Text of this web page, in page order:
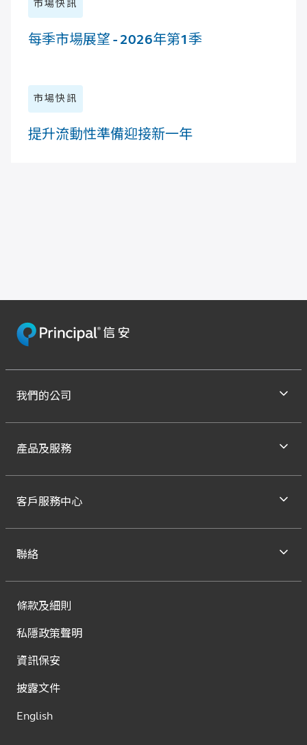
市場快訊
每季市場展望 - 2026年第1季
市場快訊
提升流動性準備迎接新一年
我們的公司
產品及服務
客戶服務中心
聯絡
條款及細則
私隱政策聲明
資訊保安
披露文件
English